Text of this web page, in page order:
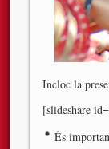
Incloc la
[slideshare
És